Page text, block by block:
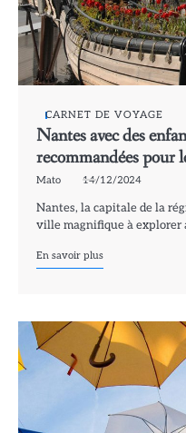
CARNET DE VOYAGE
Nantes avec des
recommandées pour
Mato 14/12/2024
Nantes, la capitale de la
ville magnifique à explorer
En savoir plus